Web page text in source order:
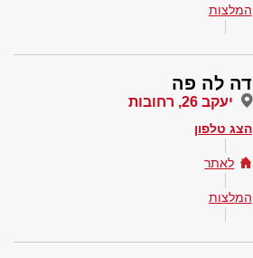
המלצות
דה לה פה
יעקב 26, רחובות
הצג טלפון
לאתר
המלצות